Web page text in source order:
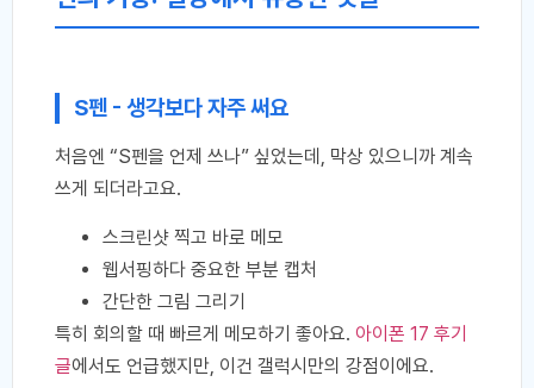
S펜 - 생각보다 자주 써요
처음엔 “S펜을 언제 쓰나” 싶었는데, 막상 있으니까 계속
쓰게 되더라고요.
스크린샷 찍고 바로 메모
웹서핑하다 중요한 부분 캡처
간단한 그림 그리기
특히 회의할 때 빠르게 메모하기 좋아요. 아이폰 17 후기
글에서도 언급했지만, 이건 갤럭시만의 강점이에요.